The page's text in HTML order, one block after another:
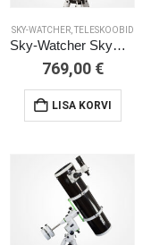
,MIKROSKOOBID JA
SKY-WATCHER, TELESKOOBID
Sky-Watcher Skymax-127 GTi wifi goto teleskoop
769,00 €
LISA KORVI